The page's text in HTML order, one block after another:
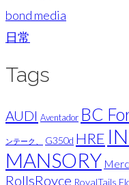
bond media
日常
Tags
AUDI Aventador BC
ンテーク、 G350d HRE
MANSORY
RollsRoyce RoyalTails